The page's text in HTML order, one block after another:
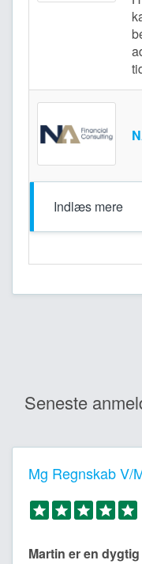
Indlæs mere
Seneste
Mg Regnskab V/
Martin er en